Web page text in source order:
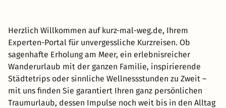
Herzlich Willkommen auf kurz-mal-weg.de, Ihrem
Experten-Portal für unvergessliche Kurzreisen. Ob
sagenhafte Erholung am Meer, ein erlebnisreicher
Wanderurlaub mit der ganzen Familie, inspirierende
Städtetrips oder sinnliche Wellnessstunden zu Zweit –
mit uns finden Sie garantiert Ihren ganz persönlichen
Traumurlaub, dessen Impulse noch weit bis in den Alltag